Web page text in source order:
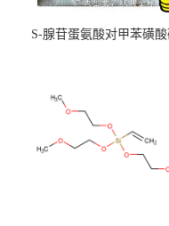
S-腺苷蛋氨酸对甲苯磺